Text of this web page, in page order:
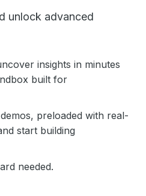
unlock advanced
insights in minutes
built for
preloaded with real-
start building
needed.